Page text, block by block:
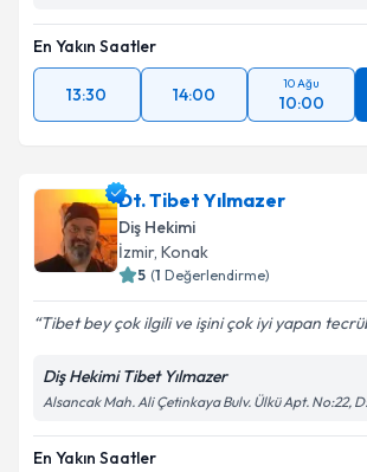
En Yakın Saatler
13:30 14:00
10 Ağu
10:00
Dt. Tibet Yılmazer
Diş Hekimi
İzmir, Konak
5 (1 Değerlendirme)
Tibet bey çok ilgili ve işini çok iyi yapan
Diş Hekimi Tibet Yılmazer
Alsancak Mah. Ali Çetinkaya Bulv. Ülkü Apt. No:22,
En Yakın Saatler